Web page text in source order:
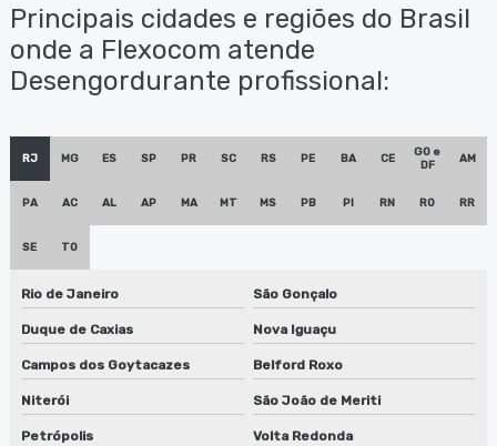
Desengordurante profissional
Empresa de conserto lâminas para flexografia
Empresa de lavadora anilox em jundiaí
Empresa de lavadora anilox em são paulo
Empresa de lavadora anilox em sp
Empresa de manutenção de lavadora de anilox
Empresa de manutenção de lavadora anilox em sp
Empresa de manutenção de lavadora de clichês
Principais cidades e regiões do Brasil
onde a Flexocom atende
Desengordurante profissional:
RJ MG ES SP PR SC RS PE BA CE
GO e
DF
AM
PA AC AL AP MA MT MS PB PI RN RO RR
SE TO
Rio de Janeiro São Gonçalo
Duque de Caxias Nova Iguaçu
Campos dos Goytacazes Belford Roxo
Niterói São João de Meriti
Petrópolis Volta Redonda